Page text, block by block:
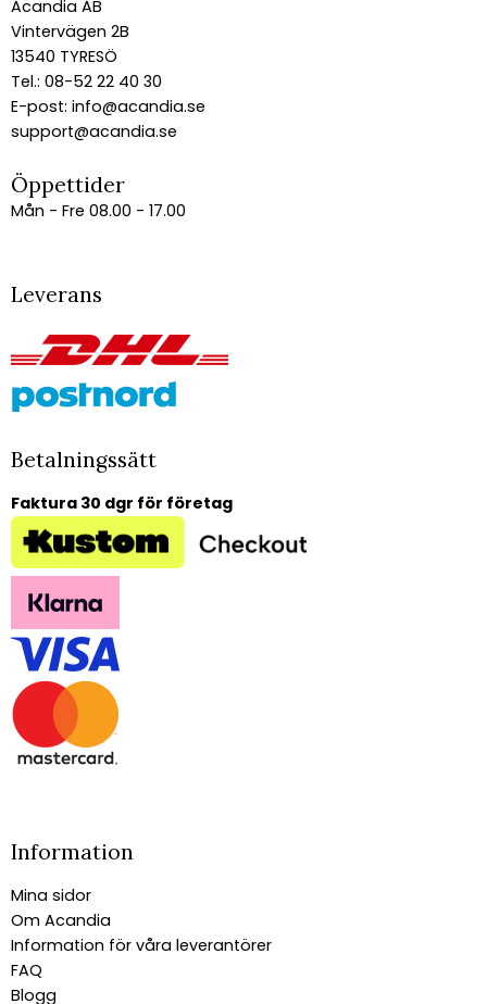
Acandia AB
Vintervägen 2B
13540 TYRESÖ
Tel.: 08-52 22 40 30
E-post: info@acandia.se
support@acandia.se
Öppettider
Mån - Fre 08.00 - 17.00
Leverans
Betalningssätt
Faktura 30 dgr för företag
Information
Mina sidor
Om Acandia
Information för våra leverantörer
FAQ
Blogg